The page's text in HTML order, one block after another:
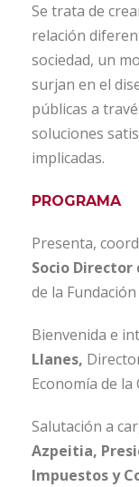
Se trata de
relación
sociedad, un
surjan en el
públicas a
soluciones
implicadas.
PROGRAMA
Presenta,
Socio Director
de la Fundación
Bienvenida e
Llanes,
Economía de la
Salutación a
Azpeitia,
Impuestos y